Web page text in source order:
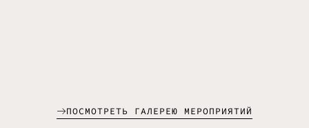
ПОСМОТРЕТЬ ГАЛЕРЕЮ МЕРОПРИЯТИЙ